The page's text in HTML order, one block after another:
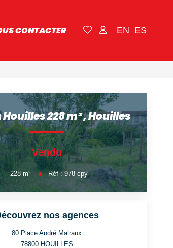
CONTACTER EN ES
228 m²,Houilles
Vendu
228 m² Réf : 978-cpy
nos agences
80 Place André Malraux
78800 HOUILLES